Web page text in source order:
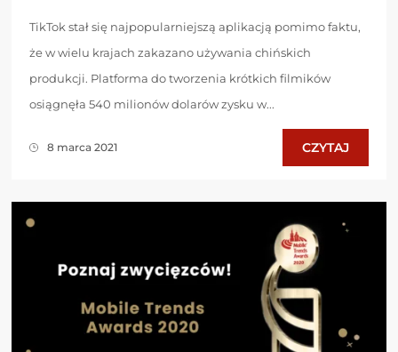
TikTok stał się najpopularniejszą aplikacją pomimo faktu,
że w wielu krajach zakazano używania chińskich
produkcji. Platforma do tworzenia krótkich filmików
osiągnęła 540 milionów dolarów zysku w...
8 marca 2021 CZYTAJ